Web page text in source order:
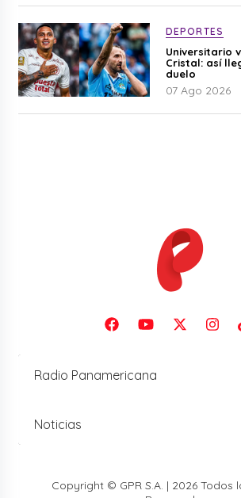
DEPORTES
Universitario
Cristal: así
duelo
07 Ago 2026
Radio Panamericana
Noticias
Copyright © GPR S.A. | 2026 Todos